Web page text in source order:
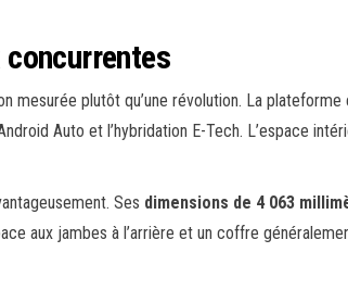
mesurée plutôt qu’une révolution. La
Auto et l’hybridation E-Tech. L’espace
Ses dimensions de 4 063
aux jambes à l’arrière et un coffre